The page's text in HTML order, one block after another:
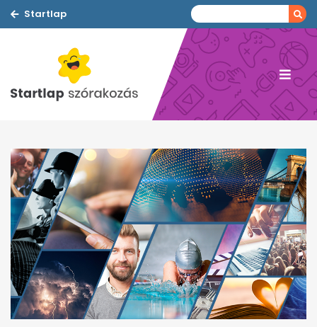
Startlap